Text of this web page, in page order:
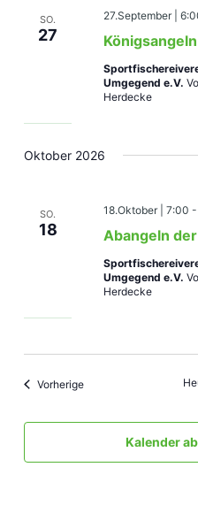
SO.
27
27.September |
Umgegend e.V.
Herdecke
Oktober 2026
SO.
18 Abangeln
18.Oktober | 7:00 -
Umgegend e.V.
Herdecke
VorherigeVeranstaltungen
Kalender